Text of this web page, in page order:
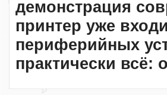
демонстрация
принтер уже
периферийных
практически всё: